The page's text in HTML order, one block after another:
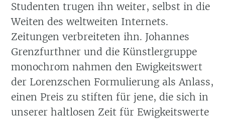
Studenten trugen ihn weiter, selbst in die
Weiten des weltweiten Internets.
Zeitungen verbreiteten ihn. Johannes
Grenzfurthner und die Künstlergruppe
monochrom nahmen den Ewigkeitswert
der Lorenzschen Formulierung als Anlass,
einen Preis zu stiften für jene, die sich in
unserer haltlosen Zeit für Ewigkeitswerte